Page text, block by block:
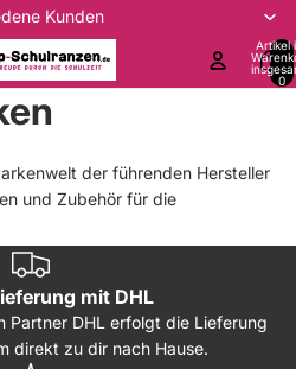
Kunden
Artikel
0
der führenden Hersteller
und Zubehör für die
mit DHL
Partner DHL erfolgt die Lieferung
direkt zu dir nach Hause.